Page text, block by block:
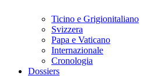
Ticino e Grigionitaliano
Svizzera
Papa e Vaticano
Internazionale
Cronologia
Dossiers